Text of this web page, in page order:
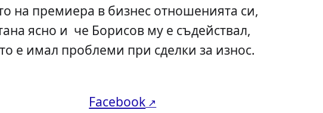
на премиера в бизнес отношенията си,
ясно и че Борисов му е съдействал,
е имал проблеми при сделки за износ.
Facebook